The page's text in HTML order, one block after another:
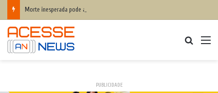
Morte inesperada pode agravar desequilíbrio financeiro das famílias
PUBLICIDADE